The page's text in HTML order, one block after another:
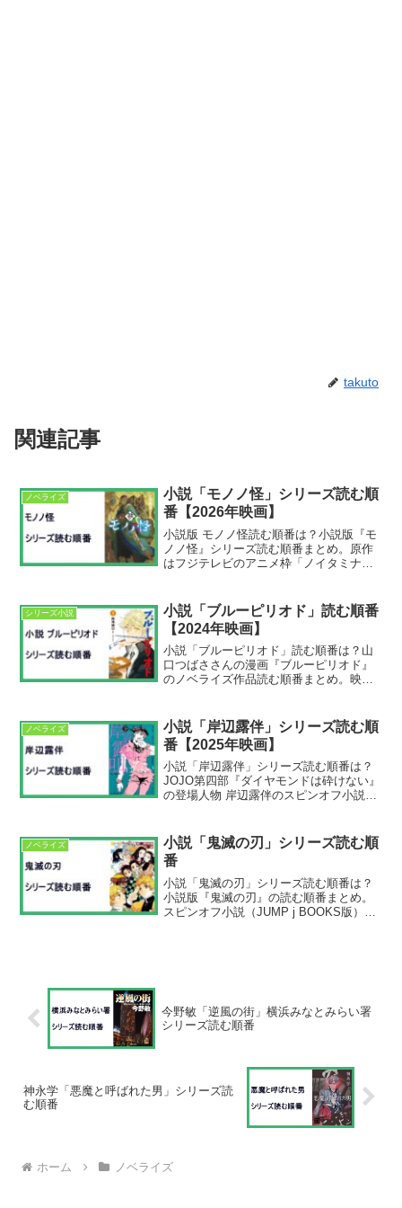
takuto
関連記事
ノベライズ
小説「モノノ怪」シリーズ読む順
番【2026年映画】
小説版 モノノ怪読む順番は？小説版『モ
ノノ怪』シリーズ読む順番まとめ。原作
はフジテレビのアニメ枠「ノイタミナ」
年5月29日に劇場公開。小説版モノノ怪シ
リーズ読む順...
シリーズ小説
小説「ブルーピリオド」読む順番
【2024年映画】
小説「ブルーピリオド」読む順番は？山
口つばささんの漫画『ブルーピリオド』
のノベライズ作品読む順番まとめ。映画
説 ブルーピリオド １②小説 ブルー
ピリオド ２③小...
ノベライズ
小説「岸辺露伴」シリーズ読む順
番【2025年映画】
小説「岸辺露伴」シリーズ読む順番は？
JOJO第四部『ダイヤモンドは砕けない』
の登場人物 岸辺露伴のスピンオフ小説ま
は動かない 懺悔室』が2025年5月23日劇
場公開...
ノベライズ
小説「鬼滅の刃」シリーズ読む順
番
小説「鬼滅の刃」シリーズ読む順番は？
小説版『鬼滅の刃』の読む順番まとめ。
スピンオフ小説（JUMP j BOOKS版）鬼
今野敏「逆風の街」横浜みなとみらい署
シリーズ読む順番
神永学「悪魔と呼ばれた男」シリーズ読
む順番
ホーム ノベライズ